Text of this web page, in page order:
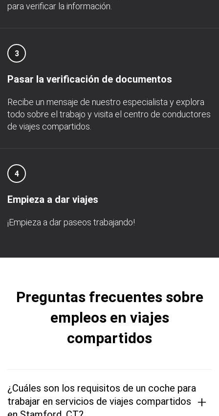
para verificar la información.
3
Pasar la verificación de documentos
Recibe un mensaje de nuestro especialista y explora
todo sobre el trabajo y visita el centro de conductores
de viajes compartidos.
4
Empieza a dar viajes
¡Empieza a dar paseos trabajando!
Preguntas frecuentes sobre
empleos en viajes
compartidos
¿Cuáles son los requisitos de un coche para
trabajar en servicios de viajes compartidos
+